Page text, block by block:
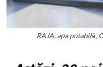
RAJA, apa potabilă,